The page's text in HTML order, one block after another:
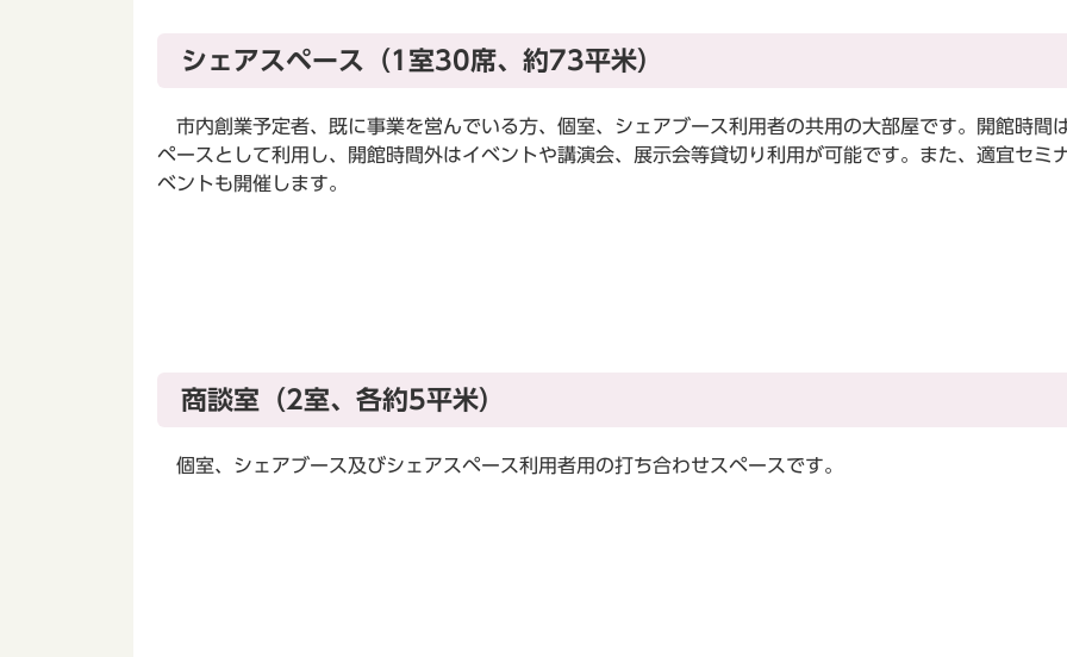
シェアスペース（1室30席、約73平米）
市内創業予定者、既に事業を営んでいる方、個室、シェアブース利用者の共用の大部屋です。開館時間
ペースとして利用し、開館時間外はイベントや講演会、展示会等貸切り利用が可能です。また、適宜セミ
ベントも開催します。
商談室（2室、各約5平米）
個室、シェアブース及びシェアスペース利用者用の打ち合わせスペースです。